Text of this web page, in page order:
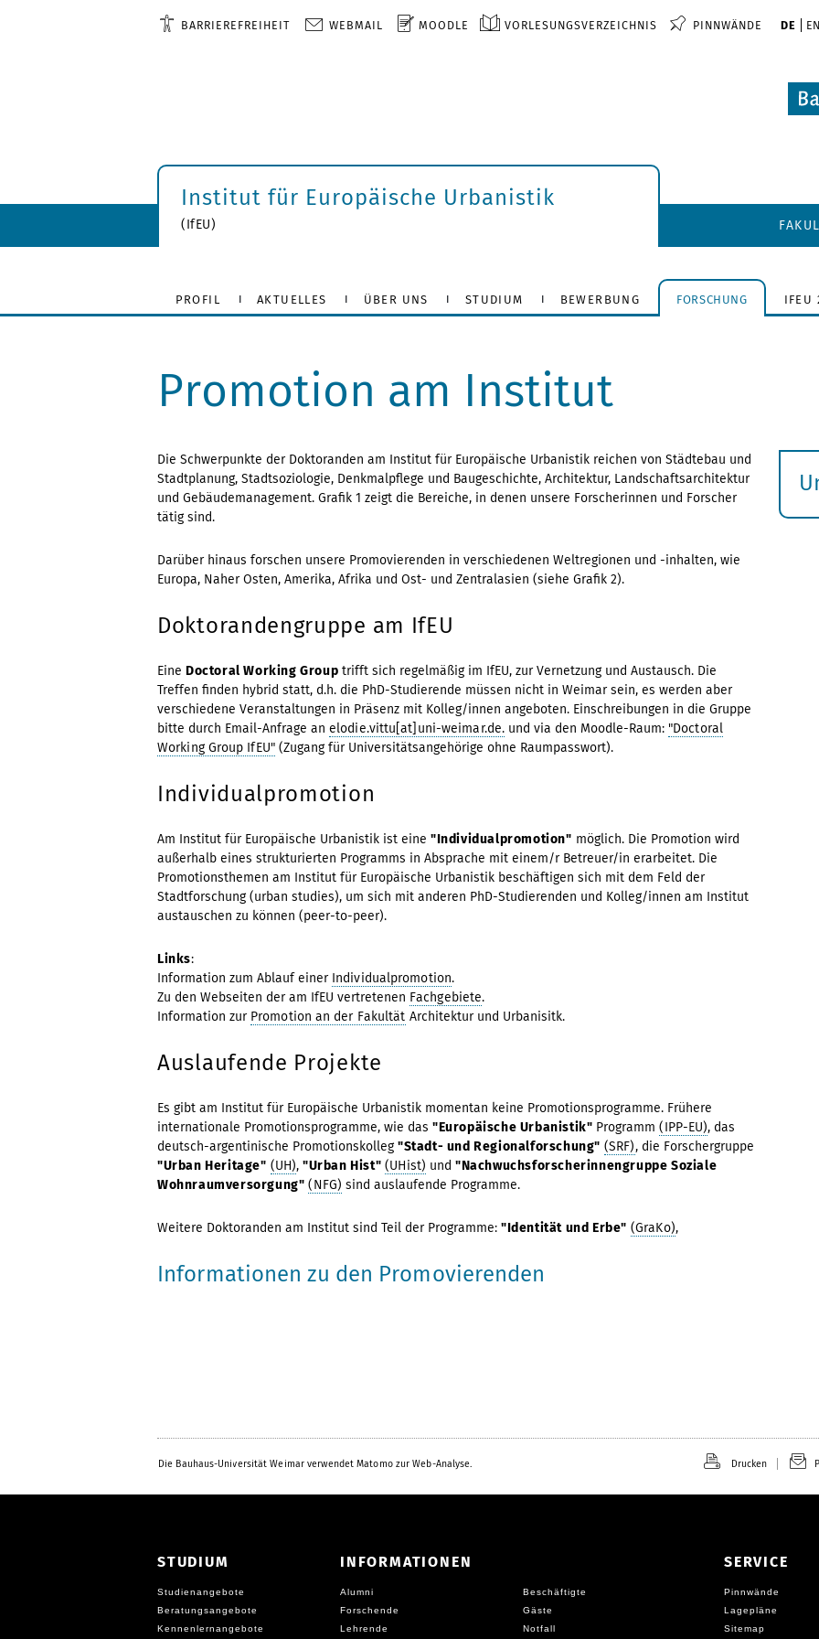
BARRIEREFREIHEIT WEBMAIL MOODLE VORLESUNGSVERZEICHNIS PINNWÄNDE DE EN
Institut für Europäische Urbanistik
(IfEU)
PROFIL AKTUELLES ÜBER UNS STUDIUM BEWERBUNG FORSCHUNG IFEU
Promotion am Institut
Die Schwerpunkte der Doktoranden am Institut für Europäische Urbanistik reichen von Städtebau und
Stadtplanung, Stadtsoziologie, Denkmalpflege und Baugeschichte, Architektur, Landschaftsarchitektur
und Gebäudemanagement. Grafik 1 zeigt die Bereiche, in denen unsere Forscherinnen und Forscher
tätig sind.
Darüber hinaus forschen unsere Promovierenden in verschiedenen Weltregionen und -inhalten, wie
Europa, Naher Osten, Amerika, Afrika und Ost- und Zentralasien (siehe Grafik 2).
Doktorandengruppe am IfEU
Eine Doctoral Working Group trifft sich regelmäßig im IfEU, zur Vernetzung und Austausch. Die
Treffen finden hybrid statt, d.h. die PhD-Studierende müssen nicht in Weimar sein, es werden aber
verschiedene Veranstaltungen in Präsenz mit Kolleg/innen angeboten. Einschreibungen in die Gruppe
bitte durch Email-Anfrage an elodie.vittu[at]uni-weimar.de. und via den Moodle-Raum: "Doctoral
Working Group IfEU"(Zugang für Universitätsangehörige ohne Raumpasswort).
Individualpromotion
Am Institut für Europäische Urbanistik ist eine "Individualpromotion" möglich. Die Promotion wird
außerhalb eines strukturierten Programms in Absprache mit einem/r Betreuer/in erarbeitet. Die
Promotionsthemen am Institut für Europäische Urbanistik beschäftigen sich mit dem Feld der
Stadtforschung (urban studies), um sich mit anderen PhD-Studierenden und Kolleg/innen am Institut
austauschen zu können (peer-to-peer).
Links:
Information zum Ablauf einer Individualpromotion.
Zu den Webseiten der am IfEU vertretenen Fachgebiete.
Information zur Promotion an der Fakultät Architektur und Urbanisitk.
Auslaufende Projekte
Es gibt am Institut für Europäische Urbanistik momentan keine Promotionsprogramme. Frühere
internationale Promotionsprogramme, wie das "Europäische Urbanistik" Programm(IPP-EU), das
deutsch-argentinische Promotionskolleg "Stadt- und Regionalforschung" (SRF), die Forschergruppe
"Urban Heritage" (UH),"Urban Hist" (UHist) und "Nachwuchsforscherinnengruppe Soziale
Wohnraumversorgung" (NFG) sind auslaufende Programme.
Weitere Doktoranden am Institut sind Teil der Programme: "Identität und Erbe" (GraKo),
Informationen zu den Promovierenden
Die Bauhaus-Universität Weimar verwendet Matomo zur Web-Analyse. Drucken
STUDIUM
Studienangebote
Beratungsangebote
Kennenlernangebote
INFORMATIONEN
Alumni
Beschäftigte
Forschende
Gäste
Lehrende
Notfall
SERVICE
Pinnwände
Lagepläne
Sitemap